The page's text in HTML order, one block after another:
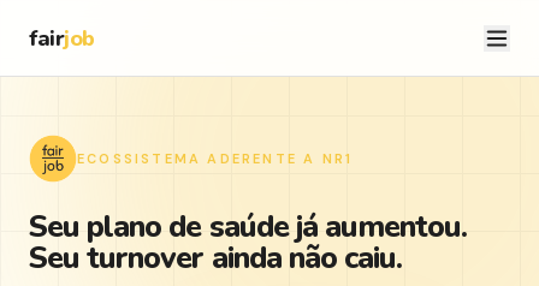
fairjob
ECOSSISTEMA ADERENTE A NR1
Seu plano de saúde já aumentou.
Seu turnover ainda não caiu.